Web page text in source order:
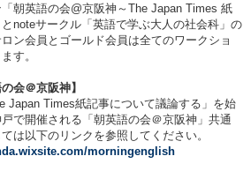
朝英語の会@京阪神～The Japan Times 紙
noteサークル「英語で学ぶ大人の社会科」の
ン会員とゴールド会員は全てのワークショ
す。
会＠京阪神】
Japan Times紙記事について議論する」を始
で開催される「朝英語の会＠京阪神」共通
は以下のリンクを参照してください。
morningenglish